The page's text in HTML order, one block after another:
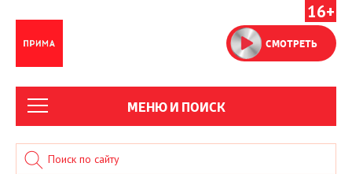
16+
СМОТРЕТЬ
МЕНЮ И ПОИСК